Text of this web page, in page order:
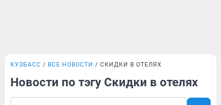
КУЗБАСС ВСЕ НОВОСТИ СКИДКИ В ОТЕЛЯХ
Новости по тэгу Скидки в отелях